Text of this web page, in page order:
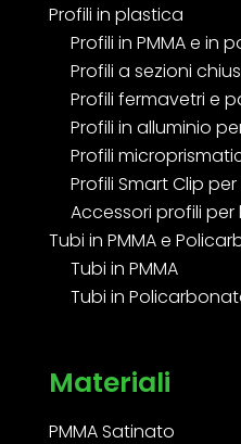
Profili in plastica
Profili in PMMA e in
Profili a sezioni
Profili fermavetri e
Profili in alluminio
Profili
Profili Smart Clip per
Accessori profili per
Tubi in PMMA e
Tubi in PMMA
Tubi in
Materiali
PMMA Satinato